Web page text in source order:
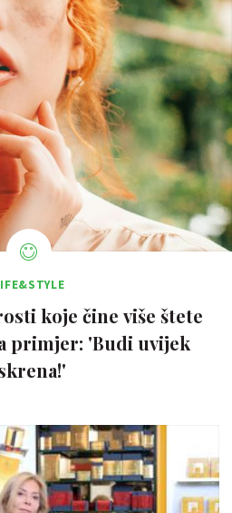
koje čine više štete
primjer: 'Budi uvijek